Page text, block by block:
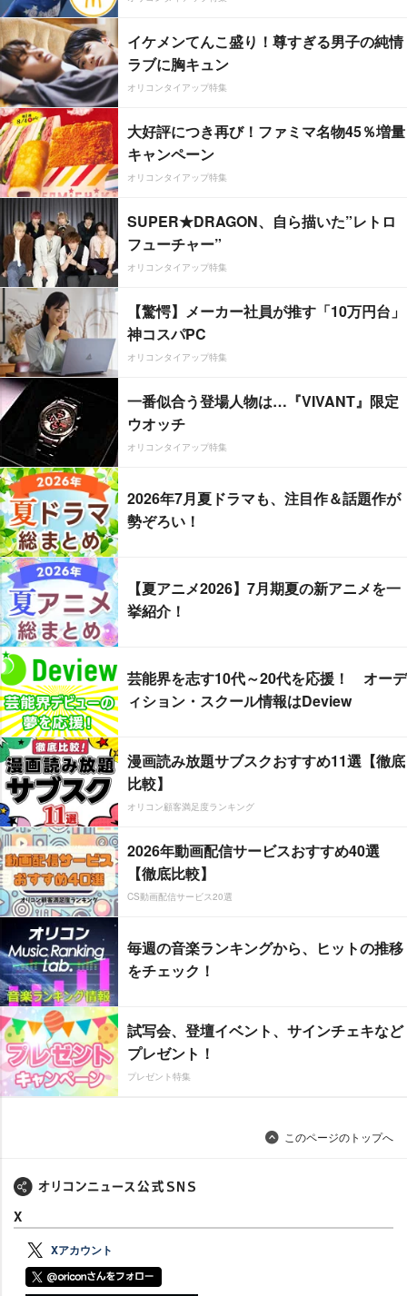
イケメンてんこ盛り！尊すぎる男子の純情
ラブに胸キュン
オリコンタイアップ特集
大好評につき再び！ファミマ名物45％増量
キャンペーン
オリコンタイアップ特集
SUPER★DRAGON、自ら描いた”レトロ
フューチャー”
オリコンタイアップ特集
【驚愕】メーカー社員が推す「10万円台」
神コスパPC
オリコンタイアップ特集
一番似合う登場人物は…『VIVANT』限定
ウオッチ
オリコンタイアップ特集
2026年7月夏ドラマも、注目作＆話題作が
勢ぞろい！
【夏アニメ2026】7月期夏の新アニメを一
挙紹介！
芸能界を志す10代～20代を応援！ オーデ
ィション・スクール情報はDeview
漫画読み放題サブスクおすすめ11選【徹底
比較】
オリコン顧客満足度ランキング
2026年動画配信サービスおすすめ40選
【徹底比較】
CS動画配信サービス20選
毎週の音楽ランキングから、ヒットの推移
をチェック！
試写会、登壇イベント、サインチェキなど
プレゼント！
プレゼント特集
このページのトップへ
X
Xアカウント